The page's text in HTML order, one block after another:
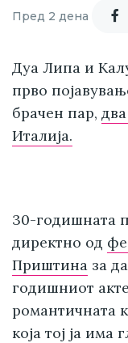
Пред 2 дена
Дуа Липа и
прво
брачен пар,
Италија.
30-годишната
директно од
Приштина за
годишниот
романтичната
која тој ја има